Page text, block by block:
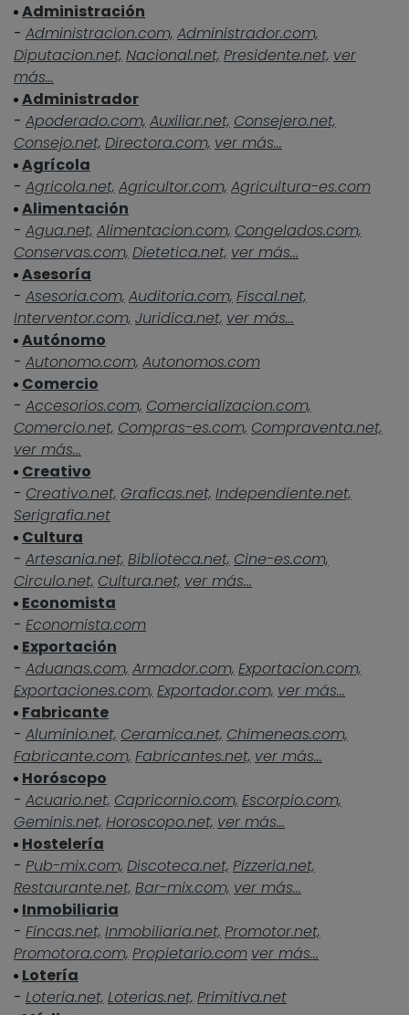
Administración
- Administracion.com, Administrador.com,
Diputacion.net, Nacional.net, Presidente.net, ver
más...
Administrador
- Apoderado.com, Auxiliar.net, Consejero.net,
Consejo.net, Directora.com, ver más...
Agrícola
- Agricola.net, Agricultor.com, Agricultura-es.com
Alimentación
- Agua.net, Alimentacion.com, Congelados.com,
Conservas.com, Dietetica.net, ver más...
Asesoría
- Asesoria.com, Auditoria.com, Fiscal.net,
Interventor.com, Juridica.net, ver más...
Autónomo
- Autonomo.com, Autonomos.com
Comercio
- Accesorios.com, Comercializacion.com,
Comercio.net, Compras-es.com, Compraventa.net,
ver más...
Creativo
- Creativo.net, Graficas.net, Independiente.net,
Serigrafia.net
Cultura
- Artesania.net, Biblioteca.net, Cine-es.com,
Circulo.net, Cultura.net, ver más...
Economista
- Economista.com
Exportación
- Aduanas.com, Armador.com, Exportacion.com,
Exportaciones.com, Exportador.com, ver más...
Fabricante
- Aluminio.net, Ceramica.net, Chimeneas.com,
Fabricante.com, Fabricantes.net, ver más...
Horóscopo
- Acuario.net, Capricornio.com, Escorpio.com,
Geminis.net, Horoscopo.net, ver más...
Hostelería
- Pub-mix.com, Discoteca.net, Pizzeria.net,
Restaurante.net, Bar-mix.com, ver más...
Inmobiliaria
- Fincas.net, Inmobiliaria.net, Promotor.net,
Promotora.com, Propietario.com ver más...
Lotería
- Loteria.net, Loterias.net, Primitiva.net